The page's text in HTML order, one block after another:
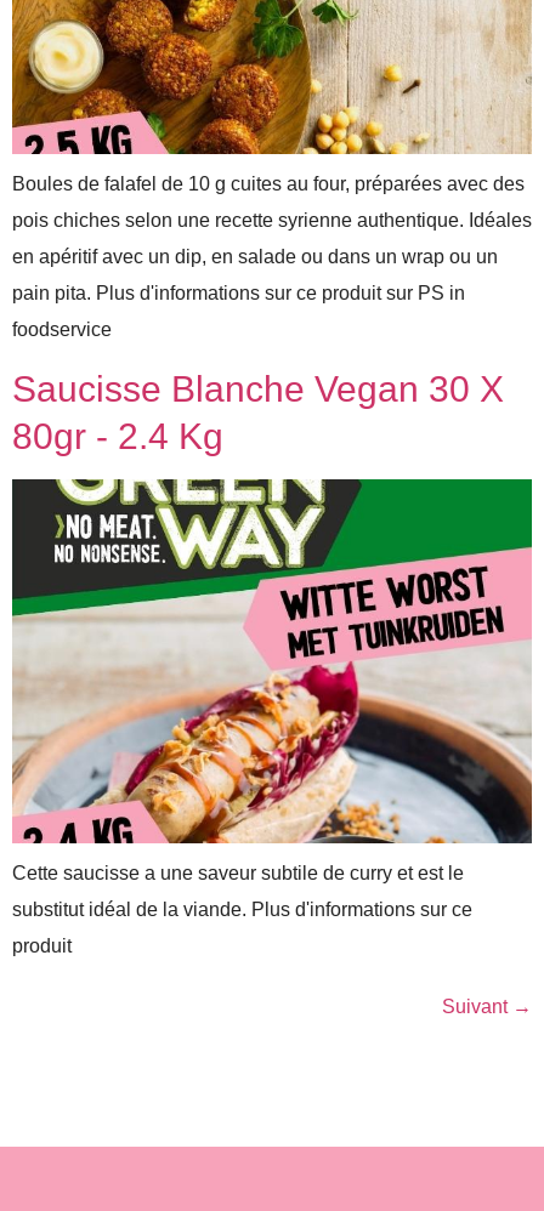
Boules de falafel de 10 g cuites au four, préparées avec des
pois chiches selon une recette syrienne authentique. Idéales
en apéritif avec un dip, en salade ou dans un wrap ou un
pain pita. Plus d'informations sur ce produit sur PS in
foodservice
Saucisse Blanche Vegan 30 X
80gr - 2.4 Kg
Cette saucisse a une saveur subtile de curry et est le
substitut idéal de la viande. Plus d'informations sur ce
produit
Suivant →